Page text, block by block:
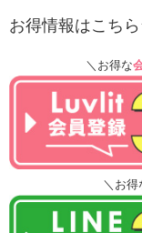
お得情報はこち
＼お得な
＼お得